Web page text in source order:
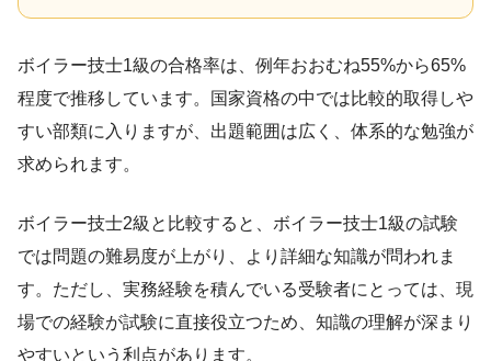
ボイラー技士1級の合格率は、例年おおむね55%から65%
程度で推移しています。国家資格の中では比較的取得しや
すい部類に入りますが、出題範囲は広く、体系的な勉強が
求められます。
ボイラー技士2級と比較すると、ボイラー技士1級の試験
では問題の難易度が上がり、より詳細な知識が問われま
す。ただし、実務経験を積んでいる受験者にとっては、現
場での経験が試験に直接役立つため、知識の理解が深まり
やすいという利点があります。